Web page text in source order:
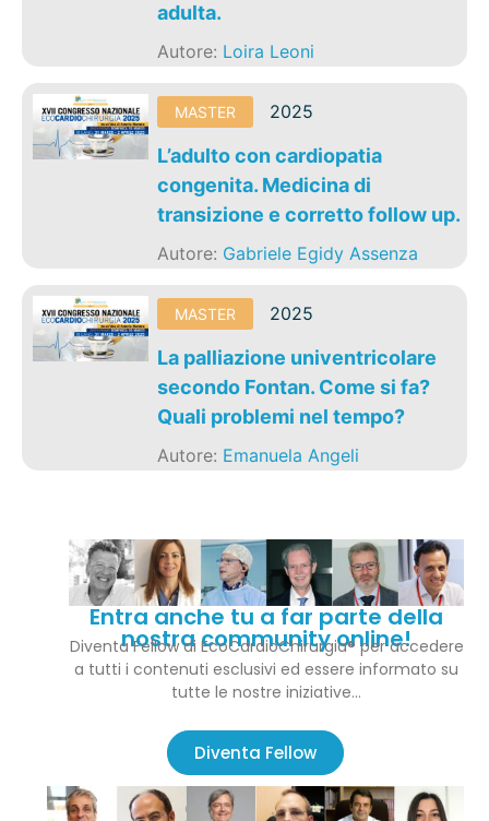
adulta.
Autore: Loira Leoni
MASTER 2025
L’adulto con cardiopatia
congenita. Medicina di
transizione e corretto follow up.
Autore: Gabriele Egidy Assenza
MASTER 2025
La palliazione univentricolare
secondo Fontan. Come si fa?
Quali problemi nel tempo?
Autore: Emanuela Angeli
Entra anche tu a far parte della
nostra community online!
Diventa Fellow di EcoCardioChirurgia® per accedere
a tutti i contenuti esclusivi ed essere informato su
tutte le nostre iniziative…
Diventa Fellow